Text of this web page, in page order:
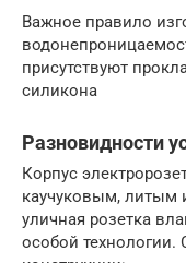
Важное правило
присутствуют
силикона
Разновидности
Корпус
каучуковым, литым
уличная розетка
особой